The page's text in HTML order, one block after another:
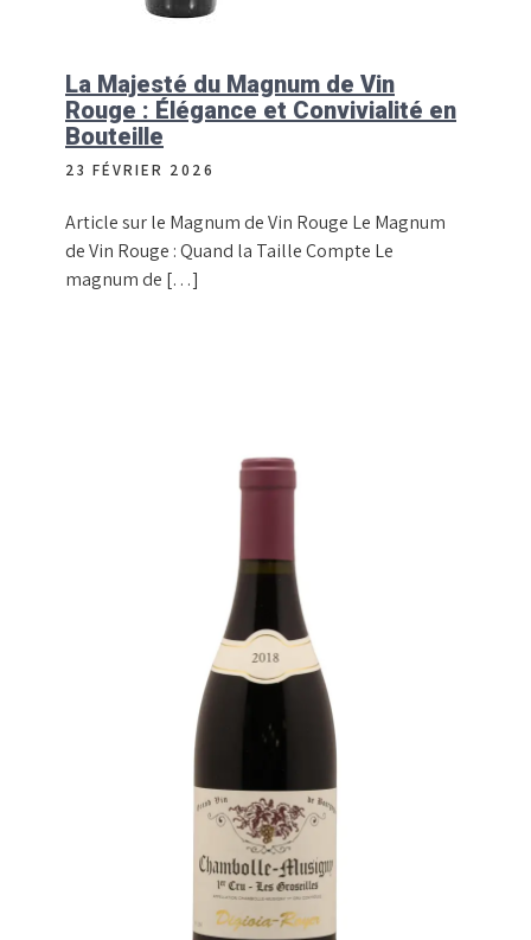
La Majesté du Magnum de Vin
Rouge : Élégance et Convivialité en
Bouteille
23 FÉVRIER 2026
Article sur le Magnum de Vin Rouge Le Magnum
de Vin Rouge : Quand la Taille Compte Le
magnum de […]